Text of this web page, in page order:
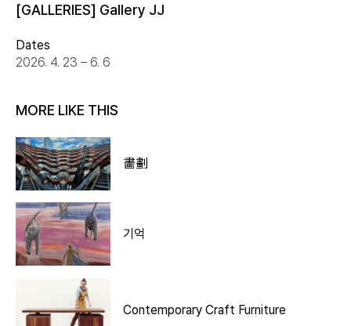
[GALLERIES] Gallery JJ
Dates
2026. 4. 23 – 6. 6
MORE LIKE THIS
畵劃
기억
Contemporary Craft Furniture